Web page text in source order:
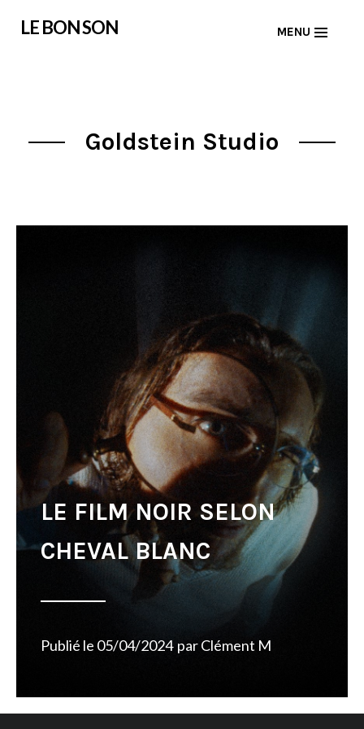
LE BON SON MENU
Goldstein Studio
LE FILM NOIR SELON
CHEVAL BLANC
Publié le 05/04/2024 parClément M